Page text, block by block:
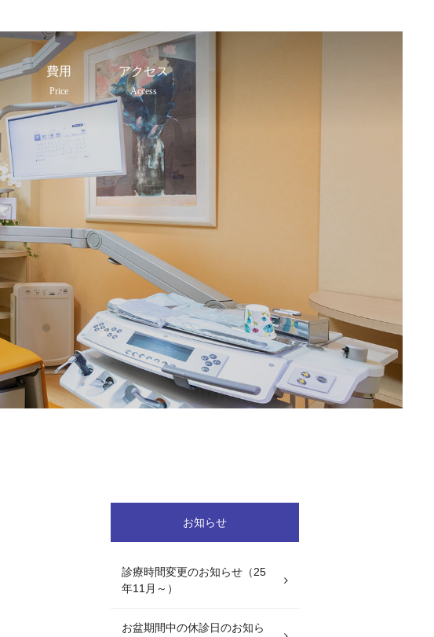
費用
Price
アクセス
Access
お知らせ
診療時間変更のお知らせ（25
年11月～）
お盆期間中の休診日のお知ら